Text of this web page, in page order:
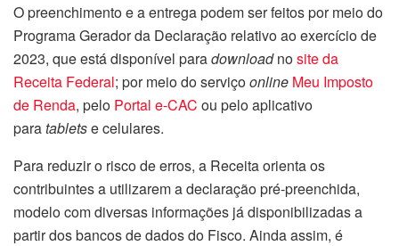
O preenchimento e a entrega podem ser feitos por meio do
Programa Gerador da Declaração relativo ao exercício de
2023, que está disponível paradownloadnosite da
Receita Federal; por meio do serviçoonline Meu Imposto
de Renda, pelo Portal e-CAC ou pelo aplicativo
paratabletse celulares.
Para reduzir o risco de erros, a Receita orienta os
contribuintes a utilizarem a declaração pré-preenchida,
modelo com diversas informações já disponibilizadas a
partir dos bancos de dados do Fisco. Ainda assim, é